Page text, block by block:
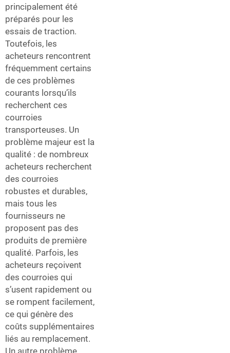
principalement été
préparés pour les
essais de traction.
Toutefois, les
acheteurs rencontrent
fréquemment certains
de ces problèmes
courants lorsqu’ils
recherchent ces
courroies
transporteuses. Un
problème majeur est la
qualité : de nombreux
acheteurs recherchent
des courroies
robustes et durables,
mais tous les
fournisseurs ne
proposent pas des
produits de première
qualité. Parfois, les
acheteurs reçoivent
des courroies qui
s’usent rapidement ou
se rompent facilement,
ce qui génère des
coûts supplémentaires
liés au remplacement.
Un autre problème